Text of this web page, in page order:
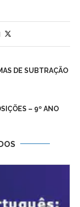
DE SUBTRAÇÃO
– 9º ANO